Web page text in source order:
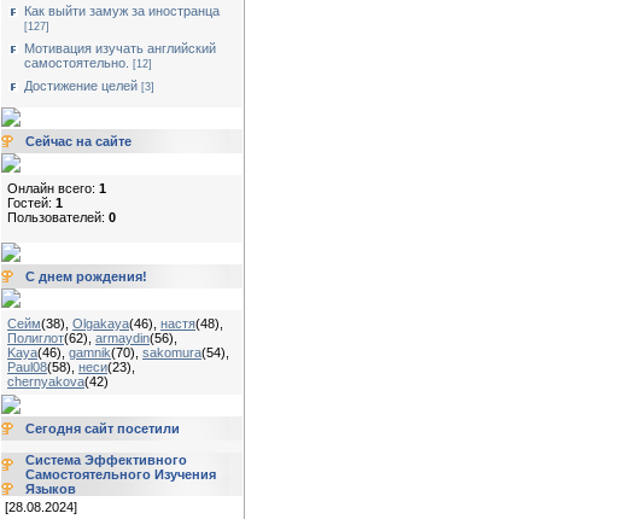
Как выйти замуж за иностранца
[127]
Мотивация изучать английский
самостоятельно.
[12]
Достижение целей [3]
Сейчас на сайте
Онлайн всего: 1
Гостей: 1
Пользователей: 0
С днем рождения!
Сейм(38) Olgakaya(46) настя(48)
Полиглот(62) armaydin(56)
Kaya(46) gamnik(70) sakomura(54)
Paul08(58) неси(23)
chernyakova(42)
Сегодня сайт посетили
Система Эффективного
Самостоятельного Изучения
Языков
[28.08.2024]